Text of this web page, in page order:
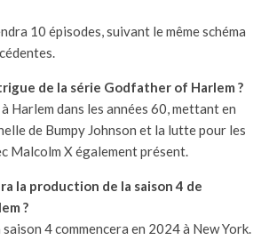
10 épisodes, suivant le même schéma
de la série Godfather of Harlem ?
Harlem dans les années 60, mettant en
de Bumpy Johnson et la lutte pour les
Malcolm X également présent.
la production de la saison 4 de
?
4 commencera en 2024 à New York.